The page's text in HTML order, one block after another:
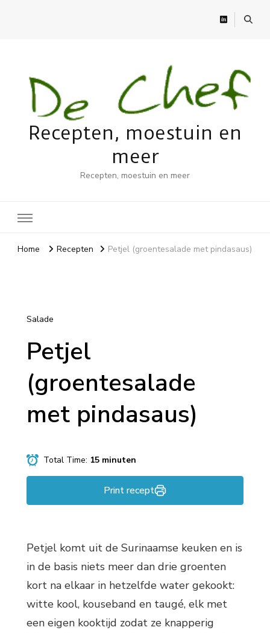
Recepten, moestuin en
meer
Recepten, moestuin en meer
Home Recepten Petjel (groentesalade met pindasaus)
Salade
Petjel
(groentesalade
met pindasaus)
Total Time: 15 minuten
Print recept
Petjel komt uit de Surinaamse keuken en is
in de basis niets meer dan drie groenten
kort na elkaar in hetzelfde water gekookt:
witte kool, kouseband en taugé, elk met
een eigen kooktijd zodat ze knapperig